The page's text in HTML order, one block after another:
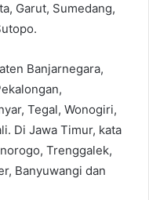
Garut, Sumedang,
Banjarnegara,
Tegal, Wonogiri,
Di Jawa Timur, kata
Trenggalek,
Banyuwangi dan